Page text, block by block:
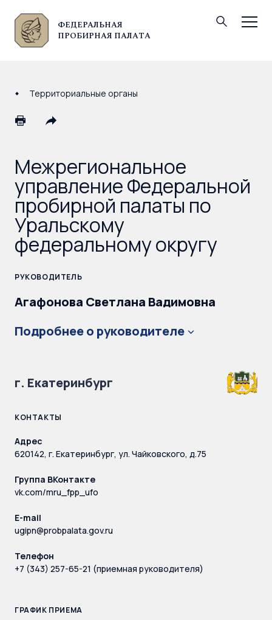
ФЕДЕРАЛЬНАЯ
ПРОБИРНАЯ ПАЛАТА
© Федеральная пробирная палата, 2026
Территориальные органы
Межрегиональное
управление Федеральной
пробирной палаты по
Уральскому
федеральному округу
РУКОВОДИТЕЛЬ
Агафонова Светлана Вадимовна
Подробнее о руководителе
г. Екатеринбург
КОНТАКТЫ
Адрес
620142, г. Екатеринбург, ул. Чайковского, д.75
Группа ВКонтакте
vk.com/mru_fpp_ufo
E-mail
ugipn@probpalata.gov.ru
Телефон
+7 (343) 257-65-21 (приемная руководителя)
ГРАФИК ПРИЕМА